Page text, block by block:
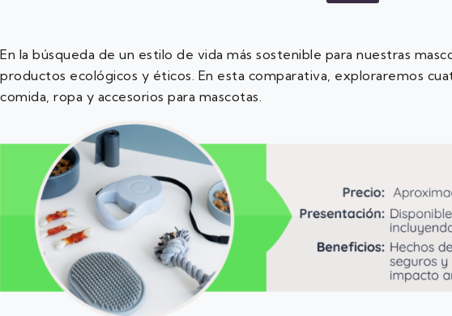
En la búsqueda de un estilo de vida más sostenible para nuestras
productos ecológicos y éticos. En esta comparativa, exploraremos
comida, ropa y accesorios para mascotas.